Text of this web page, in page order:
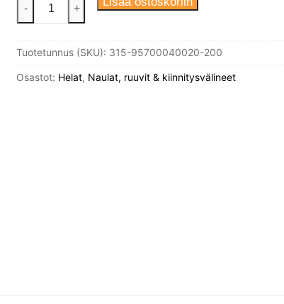
95
Linssikanta
- +
Tuotetunnus (SKU): 315-95700040020-200
Osastot: Helat, Naulat, ruuvit & kiinnitysvälineet